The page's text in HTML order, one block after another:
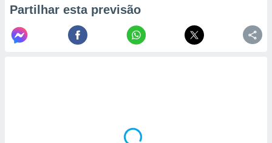
Partilhar esta previsão